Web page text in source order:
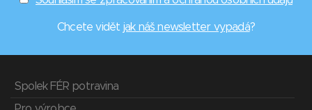
Chcete vidět jak náš newsletter vypadá?
Spolek FÉR potravina